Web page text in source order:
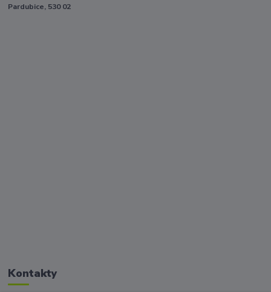
Pardubice, 530 02
Kontakty